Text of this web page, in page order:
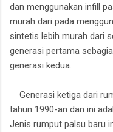
dan menggunakan infill
murah dari pada
sintetis lebih murah dari
generasi pertama
generasi kedua.
Generasi ketiga dari
tahun 1990-an dan ini
Jenis rumput palsu baru